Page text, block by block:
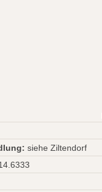
siehe Ziltendorf